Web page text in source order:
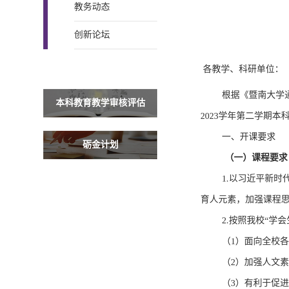
教务动态
创新论坛
本科教育教学审核评估
砺金计划
各教学、科研单位：
根据《暨南大学
2023学年第二学期本
一、开课要求
（一）课程要求
1.以习近平新时
育人元素，加强课程思
2.按照我校“学会
（1）面向全校
（2）加强人文
（3）有利于促